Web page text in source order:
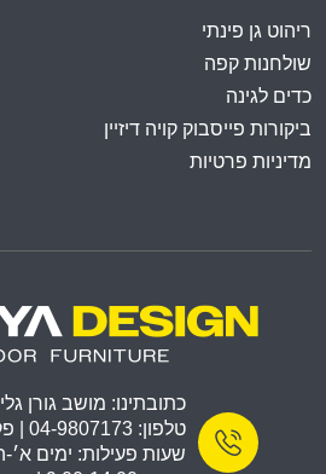
ריהוט גן פינתי
שולחנות קפה
כדים לגינה
ביקורות פייסבוק קויה דיזיין
מדיניות פרטיות
כתובתינו: מושב גורן
טלפון: 04-9807173 | פקס: 04-8550248
שעות פעילות: ימים א׳-ה׳: 9:00-